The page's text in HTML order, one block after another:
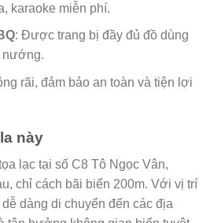
karaoke miễn phí.
: Được trang bị đầy đủ đồ dùng
nướng.
rãi, đảm bảo an toàn và tiện lợi
này
lạc tại số C8 Tô Ngọc Vân,
chỉ cách bãi biển 200m. Với vị trí
dàng di chuyển đến các địa